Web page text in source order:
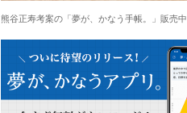
熊谷正寿考案の「夢が、かなう手帳。」販売中